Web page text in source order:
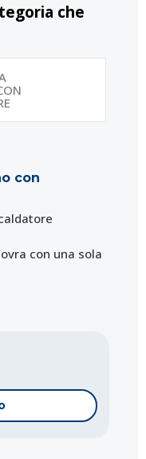
che
con
con una sola